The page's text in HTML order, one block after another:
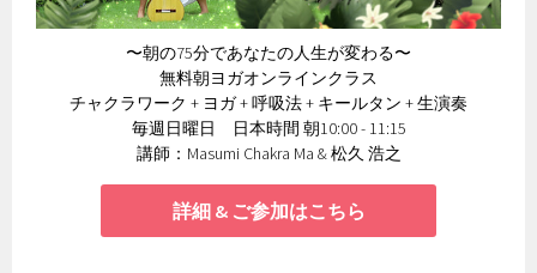
〜朝の75分であなたの人生が変わる〜
無料朝ヨガオンラインクラス
チャクラワーク + ヨガ + 呼吸法 + キールタン + 生演奏
毎週日曜日 日本時間 朝10:00 - 11:15
講師：Masumi Chakra Ma & 松久 浩之
詳細 & ご参加はこちら